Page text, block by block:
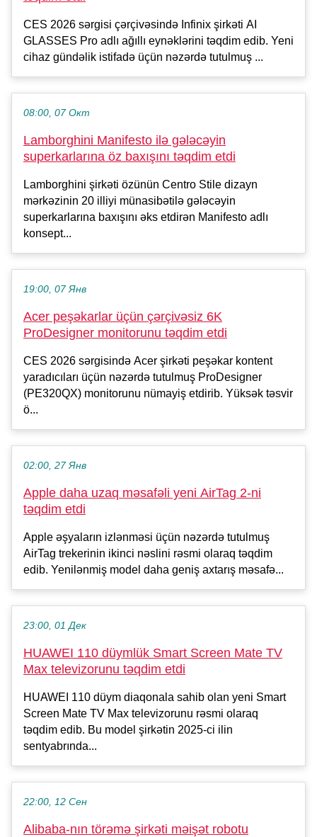
CES 2026 sərgisi çərçivəsində Infinix şirkəti AI
GLASSES Pro adlı ağıllı eynəklərini təqdim edib. Yeni
cihaz gündəlik istifadə üçün nəzərdə tutulmuş ...
08:00, 07 Окт
Lamborghini Manifesto ilə gələcəyin
superkarlarına öz baxışını təqdim etdi
Lamborghini şirkəti özünün Centro Stile dizayn
mərkəzinin 20 illiyi münasibətilə gələcəyin
superkarlarına baxışını əks etdirən Manifesto adlı
konsept...
19:00, 07 Янв
Acer peşəkarlar üçün çərçivəsiz 6K
ProDesigner monitorunu təqdim etdi
CES 2026 sərgisində Acer şirkəti peşəkar kontent
yaradıcıları üçün nəzərdə tutulmuş ProDesigner
(PE320QX) monitorunu nümayiş etdirib. Yüksək təsvir
ö...
02:00, 27 Янв
Apple daha uzaq məsafəli yeni AirTag 2-ni
təqdim etdi
Apple əşyaların izlənməsi üçün nəzərdə tutulmuş
AirTag trekerinin ikinci nəslini rəsmi olaraq təqdim
edib. Yenilənmiş model daha geniş axtarış məsafə...
23:00, 01 Дек
HUAWEI 110 düymlük Smart Screen Mate TV
Max televizorunu təqdim etdi
HUAWEI 110 düym diaqonala sahib olan yeni Smart
Screen Mate TV Max televizorunu rəsmi olaraq
təqdim edib. Bu model şirkətin 2025-ci ilin
sentyabrında...
22:00, 12 Сен
Alibaba-nın törəmə şirkəti məişət robotu